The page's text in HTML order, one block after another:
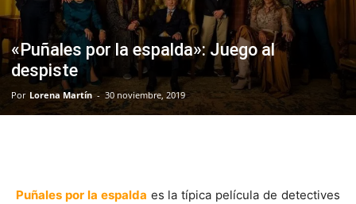
«Puñales por la espalda»: Juego al
despiste
Por Lorena Martín - 30 noviembre, 2019
Puñales por la espalda es la típica película de detectives